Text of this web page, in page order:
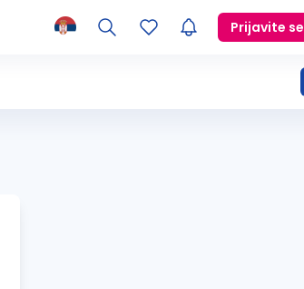
Prijavite se